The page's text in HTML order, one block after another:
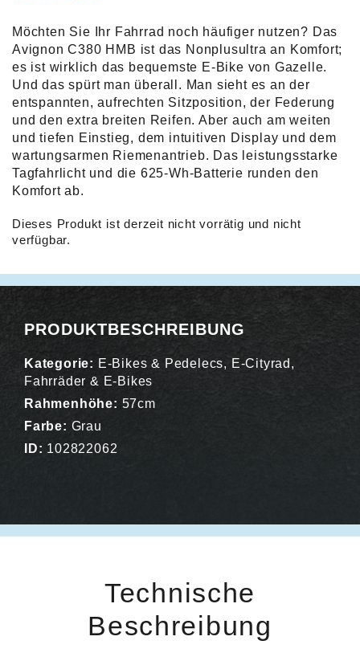
Möchten Sie Ihr Fahrrad noch häufiger nutzen? Das
Avignon C380 HMB ist das Nonplusultra an Komfort;
es ist wirklich das bequemste E-Bike von Gazelle.
Und das spürt man überall. Man sieht es an der
entspannten, aufrechten Sitzposition, der Federung
und den extra breiten Reifen. Aber auch am weiten
und tiefen Einstieg, dem intuitiven Display und dem
wartungsarmen Riemenantrieb. Das leistungsstarke
Tagfahrlicht und die 625-Wh-Batterie runden den
Komfort ab.
Dieses Produkt ist derzeit nicht vorrätig und nicht
verfügbar.
PRODUKTBESCHREIBUNG
Kategorie: E-Bikes & Pedelecs, E-Cityrad ,
Fahrräder & E-Bikes
Rahmenhöhe: 57cm
Farbe: Grau
ID: 102822062
Technische
Beschreibung